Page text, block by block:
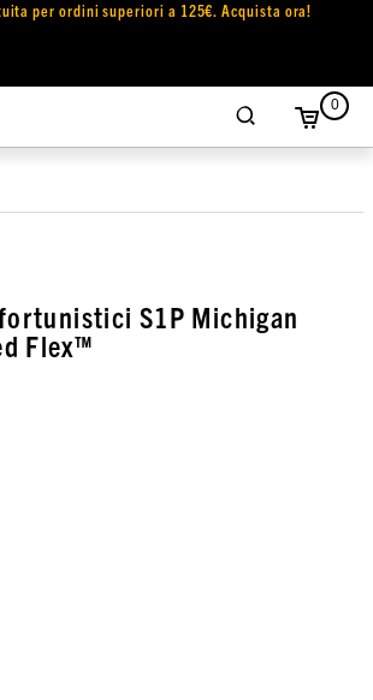
per ordini superiori a 125€. Acquista ora!
0
S1P Michigan
Flex™